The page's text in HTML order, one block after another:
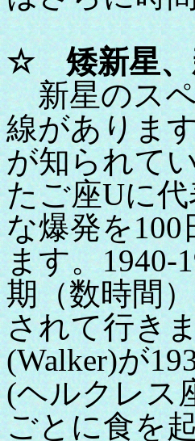
☆ 矮新星
新星のスペ
線がありま
が知られて
たご座Uに
な爆発を
ます。1940-
期（数時間
されて行き
(Walker)が
(ヘルクレス
ごとに食を